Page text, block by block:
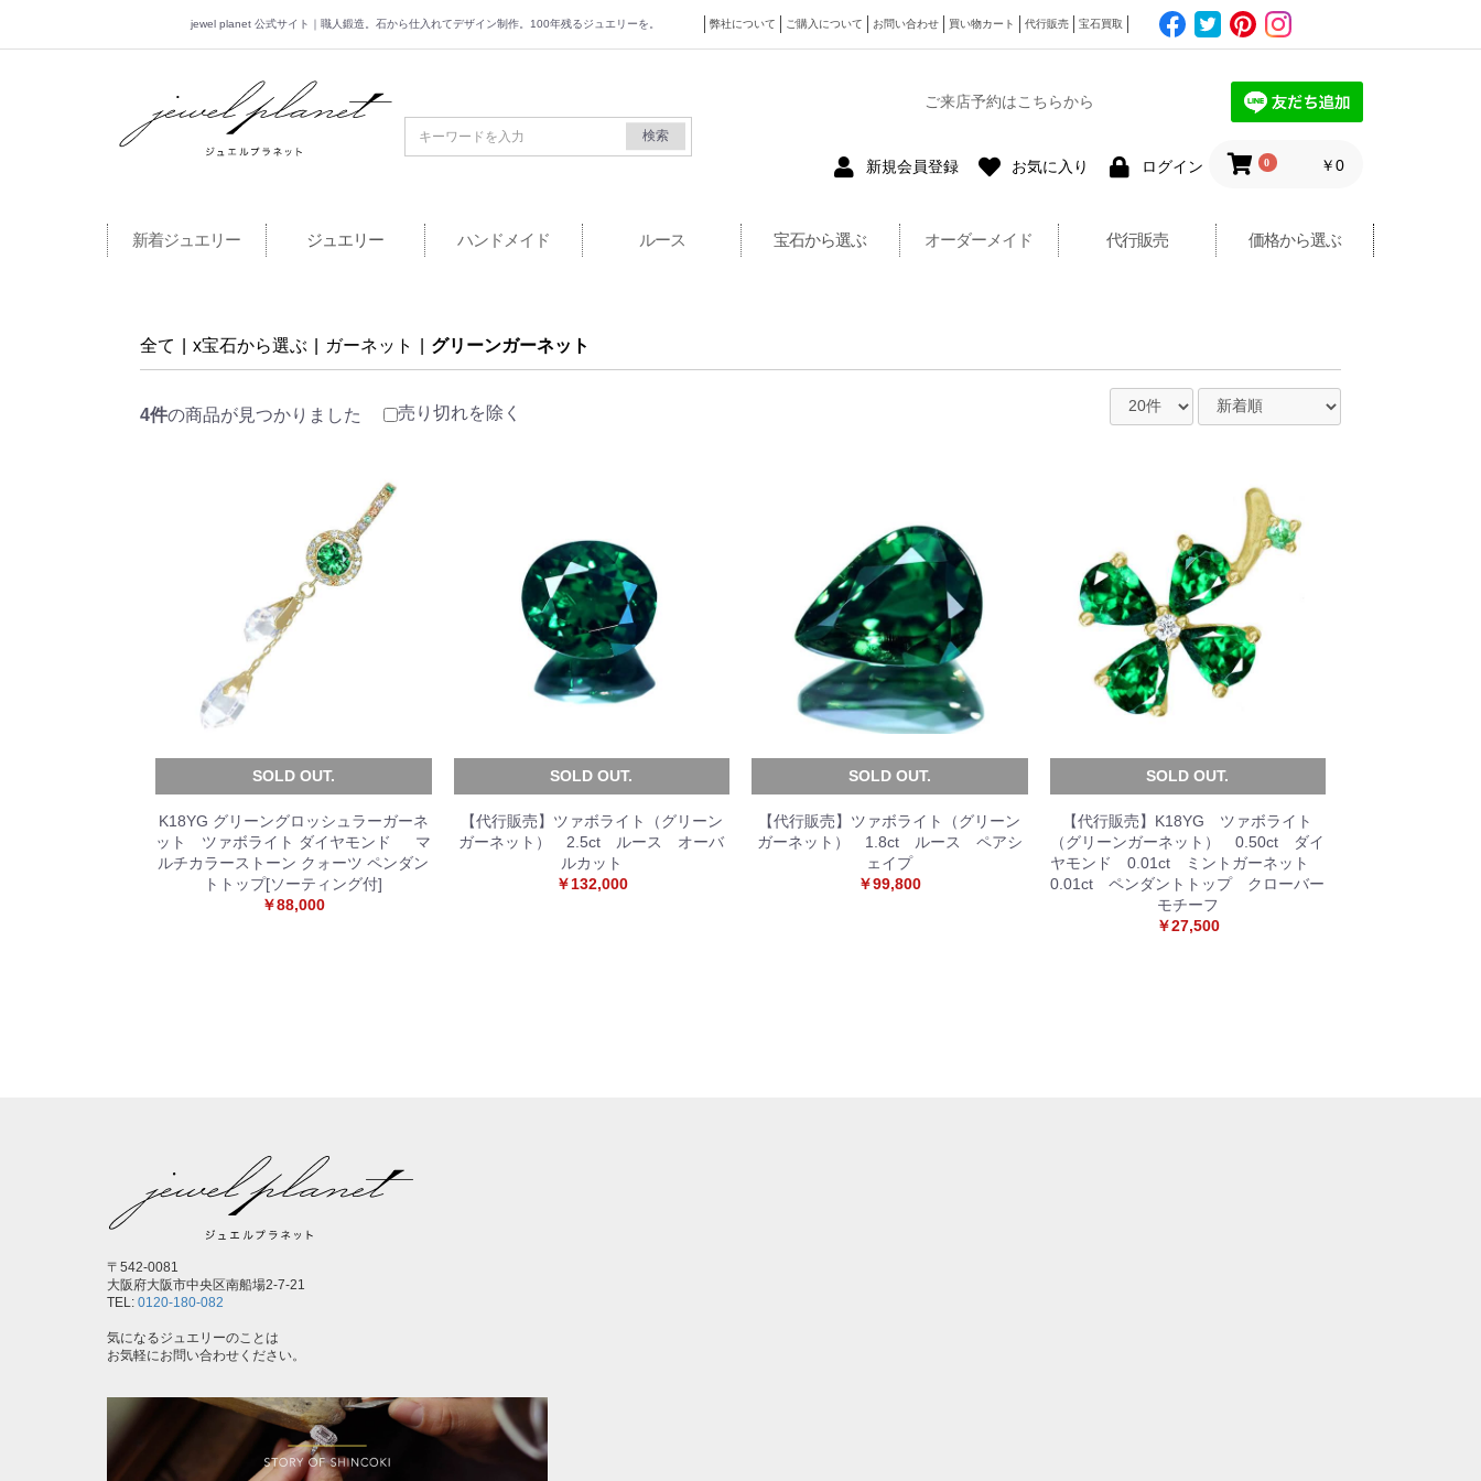
jewel planet 公式サイト｜職人鍛造。石から仕入れてデザイン制作。100年残るジュエリーを。 弊社について ご購入について お問い合わせ 買い物カート 代行販売 宝石買取
jewel planet 公式サイト
検索
ご来店予約はこちらから
新規会員登録 お気に入り ログイン 0 ￥0
新着ジュエリー ジュエリー ハンドメイド ルース 宝石から選ぶ オーダーメイド 代行販売 価格から選ぶ
全て x宝石から選ぶ ガーネット グリーンガーネット
4件の商品が見つかりました 売り切れを除く
SOLD OUT.
K18YG グリーングロッシュラーガーネ
ット ツァボライト ダイヤモンド マ
ルチカラーストーン クォーツ ペンダン
トトップ[ソーティング付]
￥88,000
SOLD OUT.
【代行販売】ツァボライト（グリーン
ガーネット） 2.5ct ルース オーバ
ルカット
￥132,000
SOLD OUT.
【代行販売】ツァボライト（グリーン
ガーネット） 1.8ct ルース ペアシ
ェイプ
￥99,800
SOLD OUT.
【代行販売】K18YG ツァボライト
（グリーンガーネット） 0.50ct ダイ
ヤモンド 0.01ct ミントガーネット
0.01ct ペンダントトップ クローバー
モチーフ
￥27,500
〒542-0081
大阪府大阪市中央区南船場2-7-21
TEL: 0120-180-082
気になるジュエリーのことは
お気軽にお問い合わせください。